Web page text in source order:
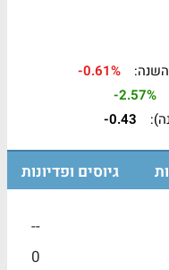
-0.61%
-2.57%
-0.43
גיוסים ופדיונות
--
0